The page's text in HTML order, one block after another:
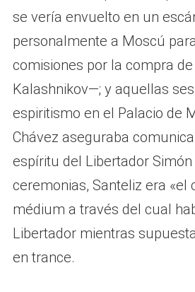
se vería envuelto en un
personalmente a Moscú
comisiones por la compra
Kalashnikov—; y aquellas
espiritismo en el Palacio de
Chávez aseguraba
espíritu del Libertador Simón
ceremonias, Santeliz era «el
médium a través del cual
Libertador mientras
en trance.